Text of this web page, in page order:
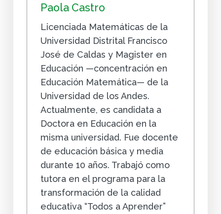
Paola Castro
Licenciada Matemáticas de la
Universidad Distrital Francisco
José de Caldas y Magister en
Educación —concentración en
Educación Matemática— de la
Universidad de los Andes.
Actualmente, es candidata a
Doctora en Educación en la
misma universidad. Fue docente
de educación básica y media
durante 10 años. Trabajó como
tutora en el programa para la
transformación de la calidad
educativa “Todos a Aprender”